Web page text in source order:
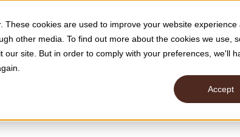
These cookies are used to improve your website
other media. To find out more about the cookies we use,
site. But in order to comply with your preferences, we'll
Accept
Produkter Om oss Bærekraft